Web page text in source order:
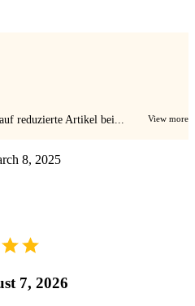
reduzierte Artikel bei... View more
8, 2025
7, 2026